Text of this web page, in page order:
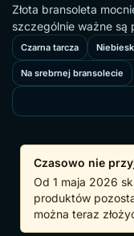
Złota bransoleta
szczególnie ważne są
Czarna tarcza
Na srebrnej bransolecie
Czasowo nie
Od 1 maja 2026
produktów
można teraz